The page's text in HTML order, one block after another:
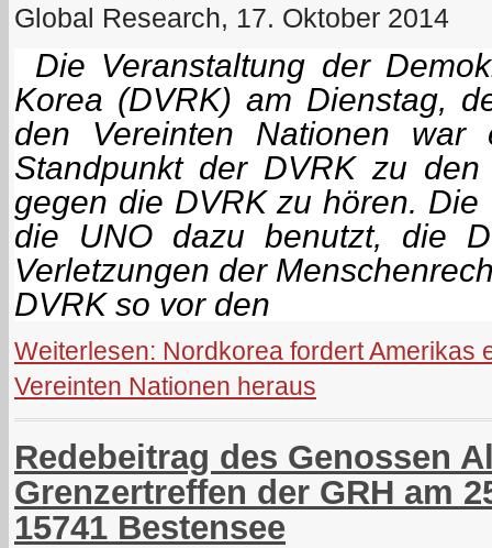
Global Research, 17. Oktober 2014
Die Veranstaltung der
Korea (DVRK) am Dienstag,
den Vereinten Nationen war
Standpunkt der DVRK zu
gegen die DVRK zu hören.
die UNO dazu benutzt, die
Verletzungen der
DVRK so vor den
Weiterlesen: Nordkorea fordert Amerikas
Vereinten Nationen heraus
Redebeitrag des Genossen
Grenzertreffen der GRH am
15741 Bestensee